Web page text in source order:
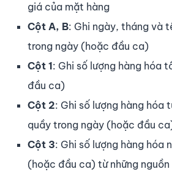
giá của mặt hàng
Cột A, B: Ghi ngày, tháng và
trong ngày (hoặc đầu ca)
Cột 1: Ghi số lượng hàng hóa
đầu ca)
Cột 2: Ghi số lượng hàng hóa
quầy trong ngày (hoặc đầu
Cột 3: Ghi số lượng hàng hóa
(hoặc đầu ca) từ những